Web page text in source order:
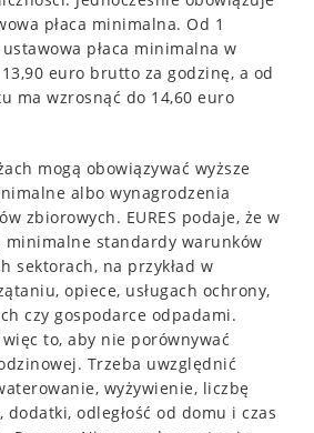
płaca minimalna. Od 1
płaca minimalna w
euro brutto za godzinę, a od
ma wzrosnąć do 14,60 euro
mogą obowiązywać wyższe
albo wynagrodzenia
zbiorowych. EURES podaje, że w
minimalne standardy warunków
sektorach, na przykład w
opiece, usługach ochrony,
czy gospodarce odpadami.
to, aby nie porównywać
Trzeba uwzględnić
wyżywienie, liczbę
odległość od domu i czas